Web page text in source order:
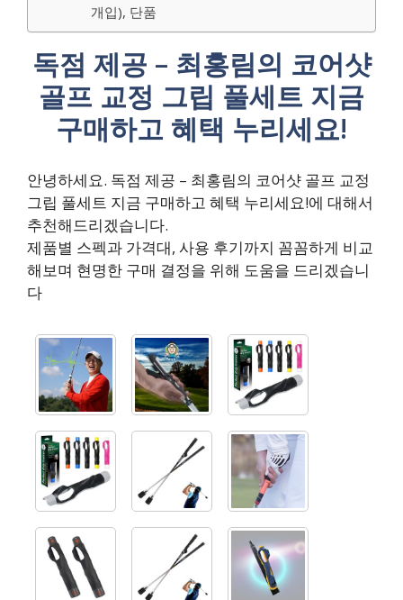
개입), 단품
독점 제공 – 최홍림의 코어샷
골프 교정 그립 풀세트 지금
구매하고 혜택 누리세요!
안녕하세요. 독점 제공 – 최홍림의 코어샷 골프 교정
그립 풀세트 지금 구매하고 혜택 누리세요!에 대해서
추천해드리겠습니다.
제품별 스펙과 가격대, 사용 후기까지 꼼꼼하게 비교
해보며 현명한 구매 결정을 위해 도움을 드리겠습니
다